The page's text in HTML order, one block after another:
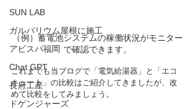
SUN LAB
ガルバリウム屋根に施工
アビスパ福岡
Chat GPT
長府工産
ドゲンジャーズ
（例）蓄電池システムの稼働状況がモニター
で確認できます。
これまでも当ブログで「電気給湯器」と「エコ
キュート」の比較はご紹介してきましたが、改
めて比較をしてみましょう。